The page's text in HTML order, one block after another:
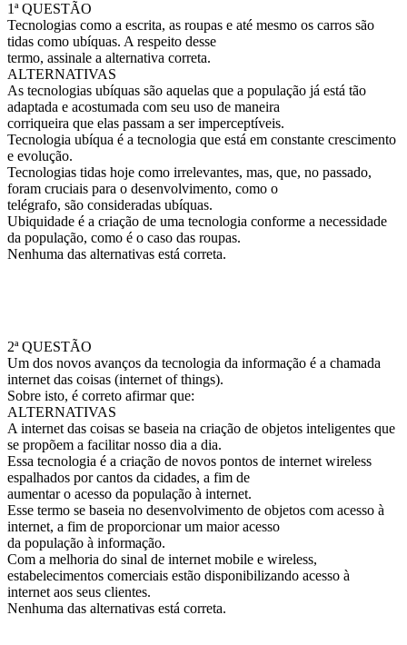
1ª QUESTÃO
Tecnologias como a escrita, as roupas e até mesmo os carros são
tidas como ubíquas. A respeito desse
termo, assinale a alternativa correta.
ALTERNATIVAS
As tecnologias ubíquas são aquelas que a população já está tão
adaptada e acostumada com seu uso de maneira
corriqueira que elas passam a ser imperceptíveis.
Tecnologia ubíqua é a tecnologia que está em constante crescimento
e evolução.
Tecnologias tidas hoje como irrelevantes, mas, que, no passado,
foram cruciais para o desenvolvimento, como o
telégrafo, são consideradas ubíquas.
Ubiquidade é a criação de uma tecnologia conforme a necessidade
da população, como é o caso das roupas.
Nenhuma das alternativas está correta.
2ª QUESTÃO
Um dos novos avanços da tecnologia da informação é a chamada
internet das coisas (internet of things).
Sobre isto, é correto afirmar que:
ALTERNATIVAS
A internet das coisas se baseia na criação de objetos inteligentes que
se propõem a facilitar nosso dia a dia.
Essa tecnologia é a criação de novos pontos de internet wireless
espalhados por cantos da cidades, a fim de
aumentar o acesso da população à internet.
Esse termo se baseia no desenvolvimento de objetos com acesso à
internet, a fim de proporcionar um maior acesso
da população à informação.
Com a melhoria do sinal de internet mobile e wireless,
estabelecimentos comerciais estão disponibilizando acesso à
internet aos seus clientes.
Nenhuma das alternativas está correta.